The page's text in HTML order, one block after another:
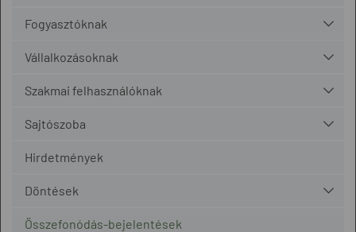
Fogyasztóknak
Vállalkozásoknak
Szakmai felhasználóknak
Sajtószoba
Hirdetmények
Döntések
Összefonódás-bejelentések